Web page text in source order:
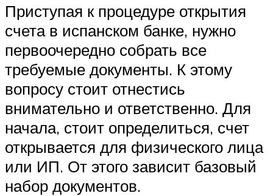
Приступая к процедуре открытия
счета в испанском банке, нужно
первоочередно собрать все
требуемые документы. К этому
вопросу стоит отнестись
внимательно и ответственно. Для
начала, стоит определиться, счет
открывается для физического лица
или ИП. От этого зависит базовый
набор документов.